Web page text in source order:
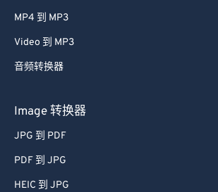
MP4 到 MP3
Video 到 MP3
音频转换器
Image 转换器
JPG 到 PDF
PDF 到 JPG
HEIC 到 JPG